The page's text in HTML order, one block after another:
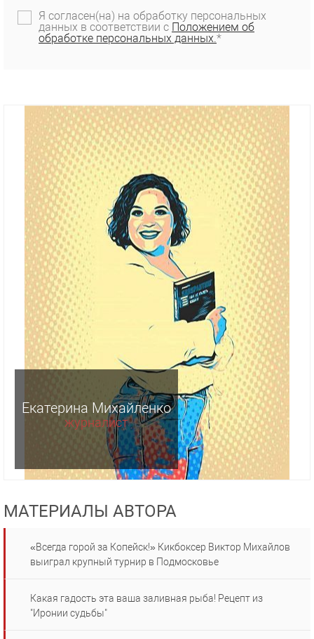
Я согласен(на) на обработку персональных
данных в соответствии с Положением об
обработке персональных данных.*
Екатерина Михайленко
журналист
МАТЕРИАЛЫ АВТОРА
«Всегда горой за Копейск!» Кикбоксер Виктор Михайлов
выиграл крупный турнир в Подмосковье
Какая гадость эта ваша заливная рыба! Рецепт из
"Иронии судьбы"